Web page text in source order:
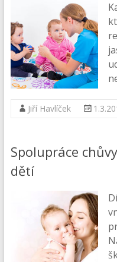
Jiří Havlíček
Spolupráce
dětí